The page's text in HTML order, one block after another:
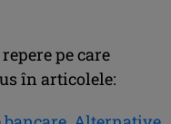
pe care
în articolele: